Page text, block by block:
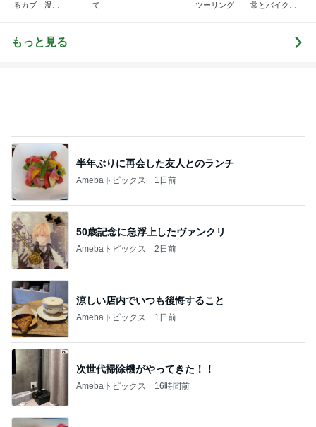
るカブ 温泉
て
ツーリング
常とバイクの
もっと見る
50歳記念に急浮上したヴァンクリ
Amebaトピックス 2日前
涼しい店内でいつも後悔すること
Amebaトピックス 1日前
次世代掃除機がやってきた！！
Amebaトピックス 16時間前
17年ぶりに会った歌手の後輩と昔話
Amebaトピックス 1日前